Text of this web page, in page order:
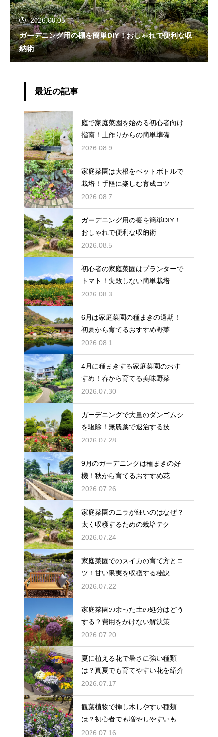
2026.08.05
ガーデニング用の棚を簡単DIY！おしゃれで便利な収
納術
最近の記事
庭で家庭菜園を始める初心者向け
指南！土作りからの簡単準備
2026.08.9
家庭菜園は大根をペットボトルで
栽培！手軽に楽しむ育成コツ
2026.08.7
ガーデニング用の棚を簡単DIY！
おしゃれで便利な収納術
2026.08.5
初心者の家庭菜園はプランターで
トマト！失敗しない簡単栽培
2026.08.3
6月は家庭菜園の種まきの適期！
初夏から育てるおすすめ野菜
2026.08.1
4月に種まきする家庭菜園のおす
すめ！春から育てる美味野菜
2026.07.30
ガーデニングで大量のダンゴムシ
を駆除！無農薬で退治する技
2026.07.28
9月のガーデニングは種まきの好
機！秋から育てるおすすめ花
2026.07.26
家庭菜園のニラが細いのはなぜ？
太く収穫するための栽培テク
2026.07.24
家庭菜園でのスイカの育て方とコ
ツ！甘い果実を収穫する秘訣
2026.07.22
家庭菜園の余った土の処分はどう
する？費用をかけない解決策
2026.07.20
夏に植える花で暑さに強い種類
は？真夏でも育てやすい花を紹介
2026.07.17
観葉植物で挿し木しやすい種類
は？初心者でも増やしやすいもの
を紹介
2026.07.16